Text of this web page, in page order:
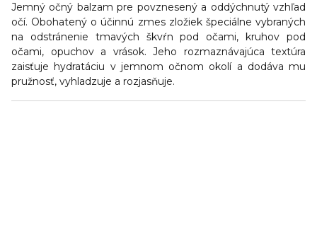
Jemný očný balzam pre povznesený a oddýchnutý vzhľad
očí. Obohatený o účinnú zmes zložiek špeciálne vybraných
na odstránenie tmavých škvŕn pod očami, kruhov pod
očami, opuchov a vrások. Jeho rozmaznávajúca textúra
zaisťuje hydratáciu v jemnom očnom okolí a dodáva mu
pružnosť, vyhladzuje a rozjasňuje.